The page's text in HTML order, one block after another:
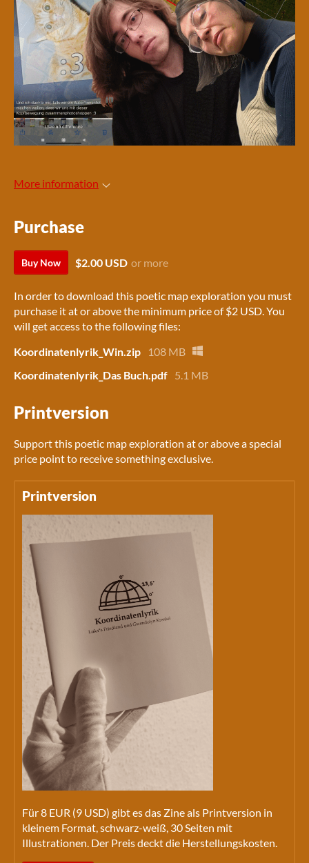
More information
Purchase
Buy Now $2.00 USD or more
In order to download this poetic map exploration you must
purchase it at or above the minimum price of $2 USD. You
will get access to the following files:
Koordinatenlyrik_Win.zip
108 MB
Koordinatenlyrik_Das Buch.pdf 5.1 MB
Printversion
Support this poetic map exploration at or above a special
price point to receive something exclusive.
Printversion
Für 8 EUR (9 USD) gibt es das Zine als Printversion in
kleinem Format, schwarz-weiß, 30 Seiten mit
Illustrationen. Der Preis deckt die Herstellungskosten.